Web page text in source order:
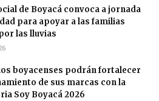
de Boyacá convoca a jornada
para apoyar a las familias
las lluvias
boyacenses podrán fortalecer
de sus marcas con la
Soy Boyacá 2026